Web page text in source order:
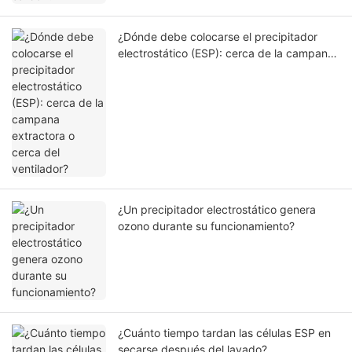
¿Dónde debe colocarse el precipitador
electrostático (ESP): cerca de la campana
¿Un precipitador electrostático genera
ozono durante su funcionamiento?
¿Cuánto tiempo tardan las células ESP en
secarse después del lavado?